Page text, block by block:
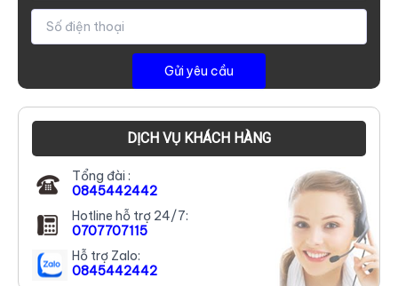
DỊCH VỤ KHÁCH HÀNG
Tổng đài :
0845442442
Hotline hỗ trợ 24/7:
0707707115
Hỗ trợ Zalo:
0845442442